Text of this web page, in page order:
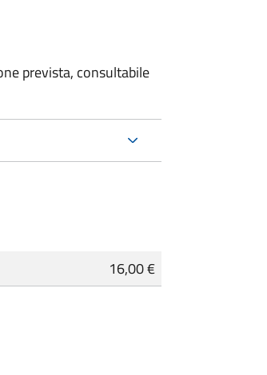
prevista, consultabile
16,00 €